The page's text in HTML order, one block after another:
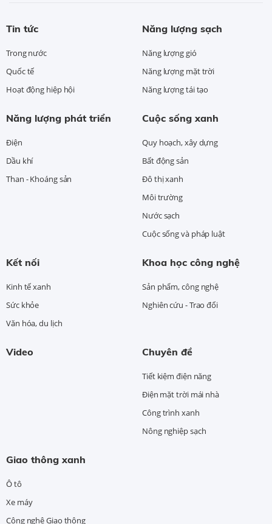
Tin tức
Trong nước
Quốc tế
Hoạt động hiệp hội
Năng lượng sạch
Năng lượng gió
Năng lượng mặt trời
Năng lượng tái tạo
Năng lượng phát triển
Điện
Dầu khí
Than - Khoáng sản
Cuộc sống xanh
Quy hoạch, xây dựng
Bất động sản
Đô thị xanh
Môi trường
Nước sạch
Cuộc sống và pháp luật
Kết nối
Kinh tế xanh
Sức khỏe
Văn hóa, du lịch
Khoa học công nghệ
Sản phẩm, công nghệ
Nghiên cứu - Trao đổi
Video Chuyên đề
Tiết kiệm điện năng
Điện mặt trời mái nhà
Công trình xanh
Nông nghiệp sạch
Giao thông xanh
Ô tô
Xe máy
Công nghệ Giao thông